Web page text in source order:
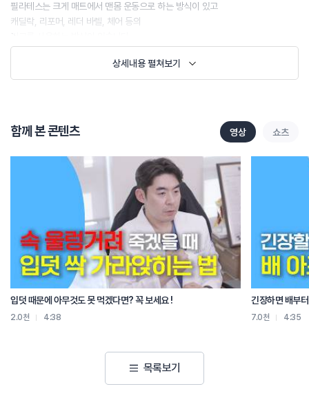
필라테스는 크게 매트에서 맨몸 운동으로 하는 방식이 있고
캐딜락, 리포머, 레더 바렐, 체어 등의
기구를 사용하는 방식이 있습니다.
필라테스는 허리 통증이 생기기 전에
혹은 급성 허리 통증이 사라지고 난 후에
첫 번째는 허리 통증이 있는 상태에서
허리 통증이 더욱 심해지는 경우입니다.
단순 근육통이라면 운동할 때 혹은 운동 직후에
일시적으로 운동을 한 부위의 통증이 있다가
휴식을 취하고 나면 통증이 감소하게 됩니다.
그런데 휴식을 취해도 통증이 점점 심해진다면
이는 단순 근육통이 아닐 수가 있습니다.
두 번째로는 운동 부위가 아닌 부위의 날카로운 통증이
심해지는 경우에 운동을 중단해야 됩니다.
예를 들면 복근 운동 목적으로 상체를 올리면서
복부를 수축시키는 동작을 했는데
갑자기 다리 저림 등이 생기는 경우에는
마지막으로 허리를 구부리는 동작 혹은 복압이 높아지는 동작,
엉덩이를 들어올리는 동작 등을 했는데
특정 동작을 할 때에만 통증이 확 심해지는 경우입니다.
상세내용 펼쳐보기
함께 본 콘텐츠 영상 쇼츠
입덧 때문에 아무것도 못 먹겠다면? 꼭 보세요 !
2.0천 4:38
긴장하면 배부
7.0천 4:35
목록보기